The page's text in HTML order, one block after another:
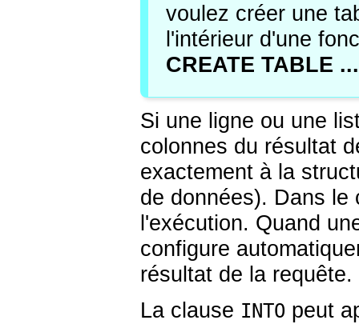
voulez créer une
l'intérieur d'une
CREATE TABLE
Si une ligne ou une
colonnes du résultat
exactement à la
de données). Dans le
l'exécution. Quand
configure
résultat de la requête.
La clause INTO peut